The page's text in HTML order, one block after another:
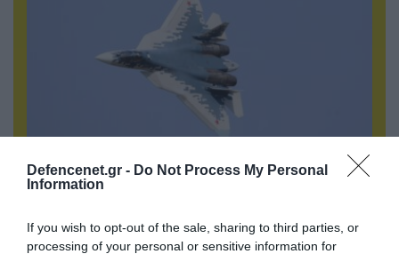
Defencenet.gr - Do Not Process My Personal
Information
If you wish to opt-out of the sale, sharing to third parties, or
processing of your personal or sensitive information for
06.08.2026 | 10:02
57 με νέους πυραύλους που «κυνηγούν» τον
στόχο μέσα από παρεμβολές!